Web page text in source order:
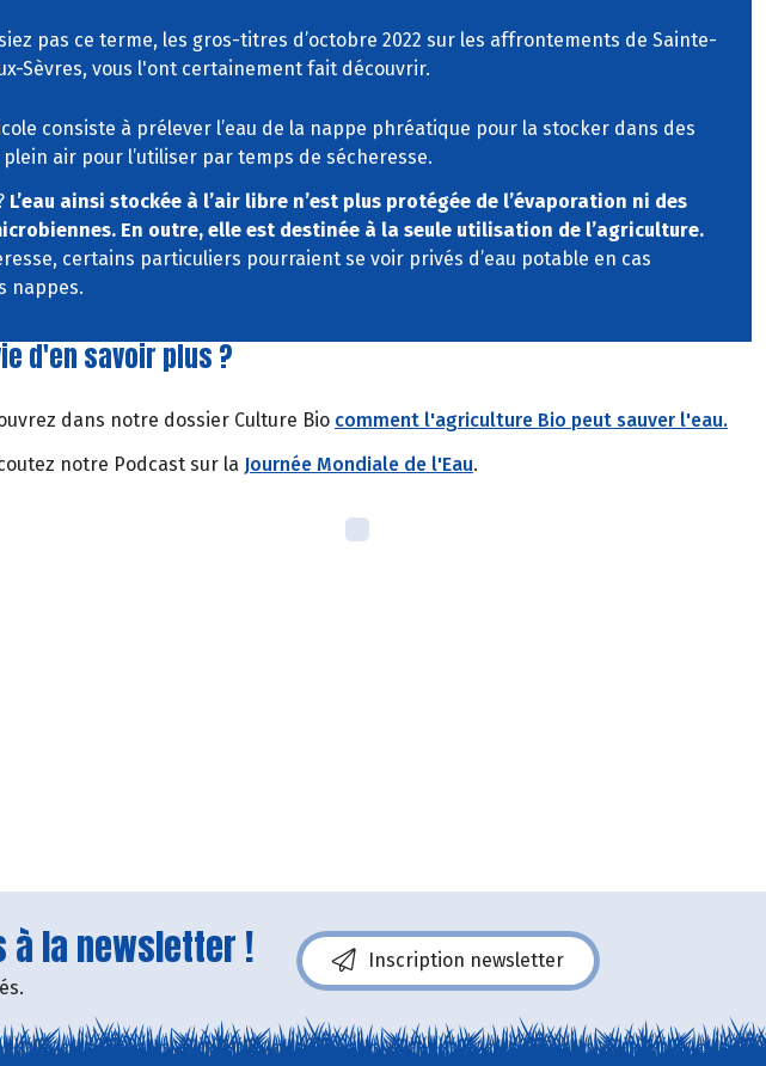
pas ce terme, les gros-titres d’octobre 2022 sur les affrontements de Sainte-
Sèvres, vous l'ont certainement fait découvrir.
consiste à prélever l’eau de la nappe phréatique pour la stocker dans des
air pour l’utiliser par temps de sécheresse.
L’eau ainsi stockée à l’air libre n’est plus protégée de l’évaporation ni des
En outre, elle est destinée à la seule utilisation de l’agriculture.
certains particuliers pourraient se voir privés d’eau potable en cas
nappes.
d'en savoir plus ?
dans notre dossier Culture Bio comment l'agriculture Bio peut sauver l'eau.
notre Podcast sur la Journée Mondiale de l'Eau.
à la newsletter ! Inscription newsletter